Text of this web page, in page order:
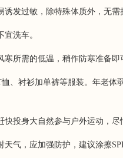
发过敏，除特殊体质外，无需
洗车。
所需的低温，稍作防寒准备即
、衬衫加单裤等服装。年老体
投身大自然参与户外运动，尽
天气，应加强防护，建议涂擦